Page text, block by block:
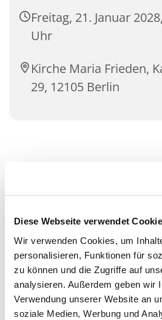
Diese Webseite verwendet
Wir verwenden Cookies, um
personalisieren, Funktionen für
zu können und die Zugriffe auf
analysieren. Außerdem geben wir
Verwendung unserer Website an
soziale Medien, Werbung und
Freitag, 21. Januar
Uhr
Kirche Maria Frieden,
29, 12105 Berlin